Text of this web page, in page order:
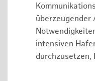
überzeugender
intensiven
durchzusetzen,